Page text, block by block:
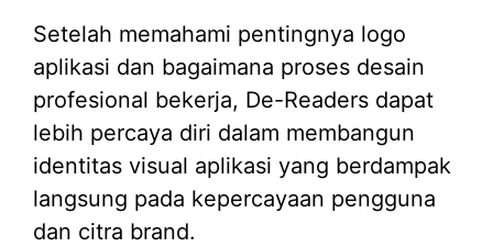
Setelah memahami pentingnya logo
aplikasi dan bagaimana proses desain
profesional bekerja, De-Readers dapat
lebih percaya diri dalam membangun
identitas visual aplikasi yang berdampak
langsung pada kepercayaan pengguna
dan citra brand.